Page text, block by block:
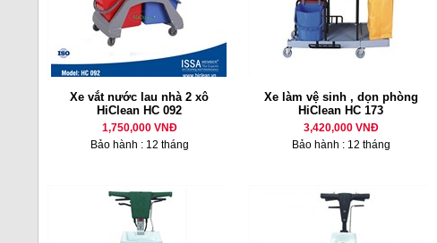
Xe vắt nước lau nhà 2 xô
HiClean HC 092
1,750,000 VNĐ
Bảo hành : 12 tháng
Xe làm vệ sinh , dọn phòng
HiClean HC 173
3,420,000 VNĐ
Bảo hành : 12 tháng